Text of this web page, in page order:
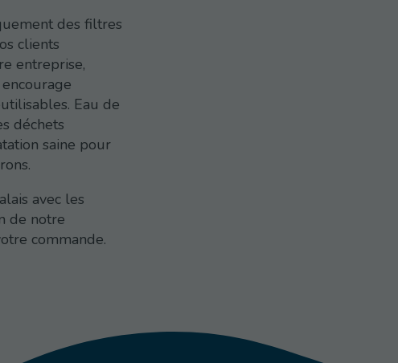
des filtres
clients
entreprise,
Eau de
déchets
saine pour
avec les
de notre
commande.